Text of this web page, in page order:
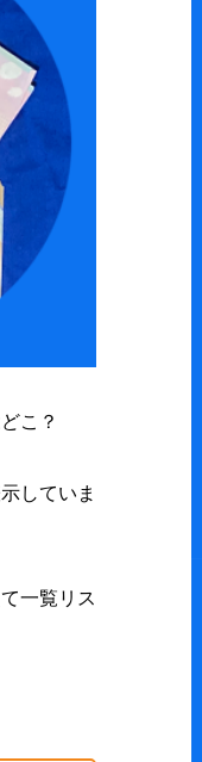
こ？
していま
一覧リス